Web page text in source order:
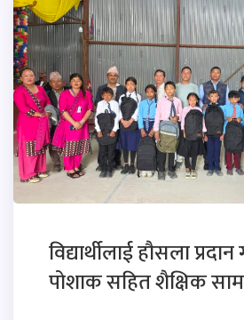
विद्यार्थीलाई हौसला
पोशाक सहित शैक्षिक